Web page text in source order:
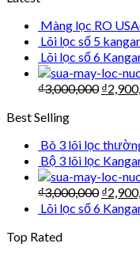
Màng lọc RO
Lõi lọc số 5
Lõi lọc số 6
₫3,000,000 ₫
Best Selling
Bô 3 lõi lọc
Bộ 3 lõi lọc
₫3,000,000 ₫
Lõi lọc số 6
Top Rated